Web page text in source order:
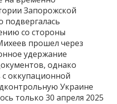
Запорожской
подвергалась
со стороны
прошел через
удержание
однако
с оккупационной
Украине
только 30 апреля 2025